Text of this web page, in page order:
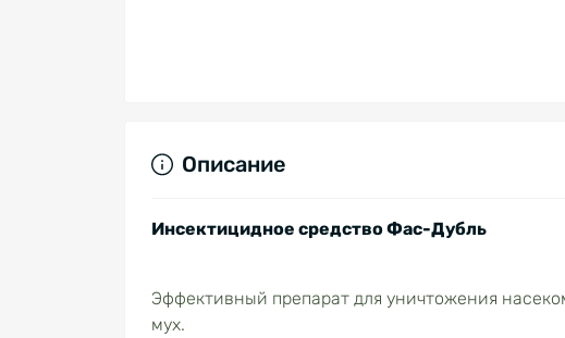
Описание
Инсектицидное средство Фас-Дубль
Эффективный препарат для уничтожения
мух.